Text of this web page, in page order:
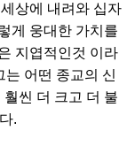
상에 내려와 십자
게 웅대한 가치를
지엽적인것 이라
는 어떤 종교의 신
씬 더 크고 더 불
.